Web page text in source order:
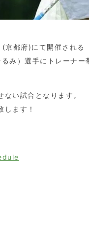
都府)にて開催される
み）選手にトレーナー
い試合となります。
ます！